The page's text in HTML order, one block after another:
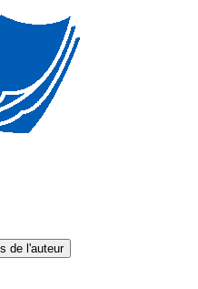
de l'auteur